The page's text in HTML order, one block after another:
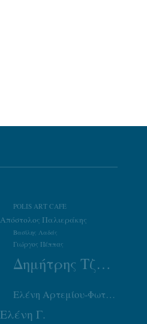
POLIS ART CAFE
Απόστολος Παλιεράκης
Βασίλης Λαδάς
Γιώργος Πέππας
Δημήτρης Τζουμάκας
Ελένη Αρτεμίου-Φωτιάδου
Ελένη Γ.